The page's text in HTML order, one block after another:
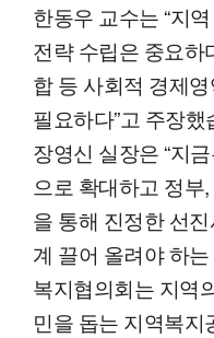
한동우 교수는 “지
전략 수립은 중요하
합 등 사회적 경제
필요하다”고 주장했
장영신 실장은 “지
으로 확대하고 정부
을 통해 진정한 선
계 끌어 올려야 하는
복지협의회는 지역
민을 돕는 지역복